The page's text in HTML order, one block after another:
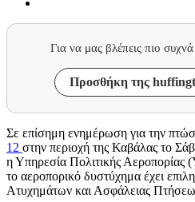
Για να μας βλέπεις πιο
Προσθήκη της
Σε επίσημη ενημέρωση για την
12 στην περιοχή της Καβάλας το
η Υπηρεσία Πολιτικής Αεροπορίας
το αεροπορικό δυστύχημα έχει
Ατυχημάτων και Ασφάλειας